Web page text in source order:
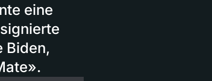
eine
Biden,